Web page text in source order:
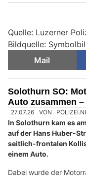
Quelle: Luzerner
Bildquelle:
Mail
Solothurn SO:
Auto zusammen